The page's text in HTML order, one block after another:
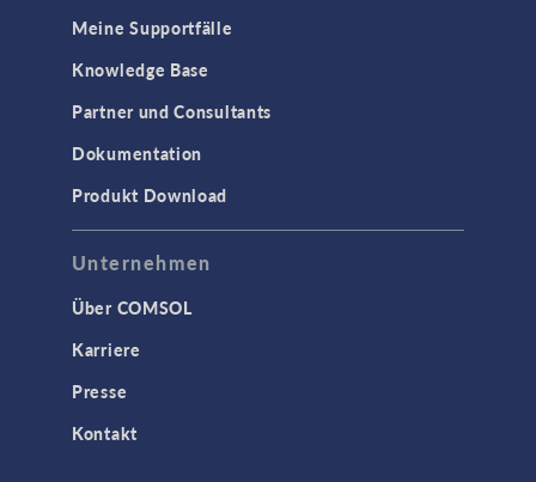
Meine Supportfälle
Knowledge Base
Partner und Consultants
Dokumentation
Produkt Download
Unternehmen
Über COMSOL
Karriere
Presse
Kontakt